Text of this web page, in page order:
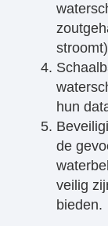
hun
de
veilig
bieden.